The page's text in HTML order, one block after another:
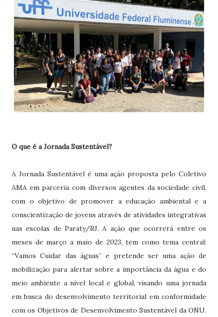
O que é a Jornada Sustentável?
A Jornada Sustentável é uma ação proposta pelo Coletivo
AMA em parceria com diversos agentes da sociedade civil,
com o objetivo de promover a educação ambiental e a
conscientização de jovens através de atividades integrativas
nas escolas de Paraty/RJ. A ação que ocorrerá entre os
meses de março a maio de 2023, tem como tema central:
“Vamos Cuidar das águas” e pretende ser uma ação de
mobilização para alertar sobre a importância da água e do
meio ambiente a nível local e global, visando uma jornada
em busca do desenvolvimento territorial em conformidade
com os Objetivos de Desenvolvimento Sustentável da ONU.